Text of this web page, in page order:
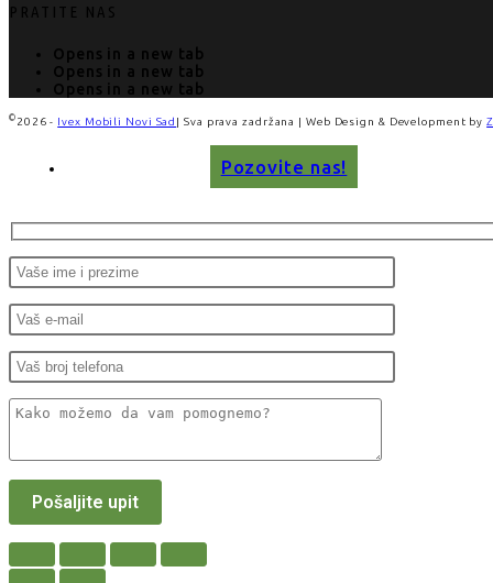
PRATITE NAS
Opens in a new tab
Opens in a new tab
Opens in a new tab
© 2026 - Ivex Mobili Novi Sad | Sva prava zadržana | Web Design & Development by
Pozovite nas!